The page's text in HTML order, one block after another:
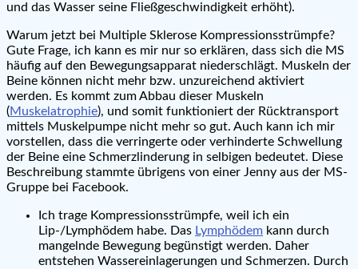
und das Wasser seine Fließgeschwindigkeit erhöht).
Warum jetzt bei Multiple Sklerose Kompressionsstrümpfe?
Gute Frage, ich kann es mir nur so erklären, dass sich die MS
häufig auf den Bewegungsapparat niederschlägt. Muskeln der
Beine können nicht mehr bzw. unzureichend aktiviert
werden. Es kommt zum Abbau dieser Muskeln
(Muskelatrophie), und somit funktioniert der Rücktransport
mittels Muskelpumpe nicht mehr so gut. Auch kann ich mir
vorstellen, dass die verringerte oder verhinderte Schwellung
der Beine eine Schmerzlinderung in selbigen bedeutet. Diese
Beschreibung stammte übrigens von einer Jenny aus der MS-
Gruppe bei Facebook.
Ich trage Kompressionsstrümpfe, weil ich ein
Lip-/Lymphödem habe. Das Lymphödem kann durch
mangelnde Bewegung begünstigt werden. Daher
entstehen Wassereinlagerungen und Schmerzen. Durch